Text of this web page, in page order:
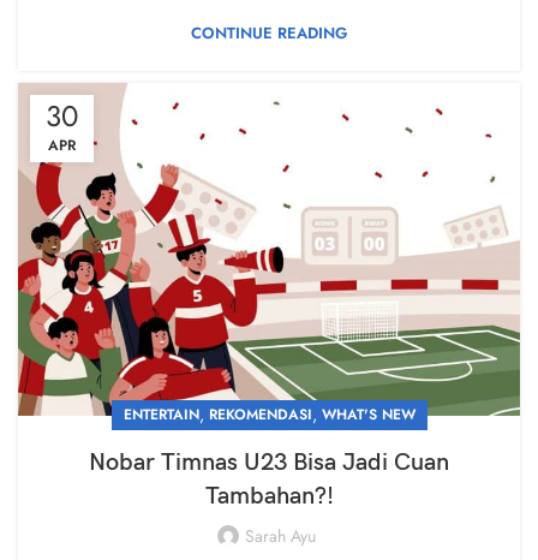
CONTINUE READING
30
APR
ENTERTAIN, REKOMENDASI, WHAT'S NEW
Nobar Timnas U23 Bisa Jadi Cuan
Tambahan?!
Sarah Ayu